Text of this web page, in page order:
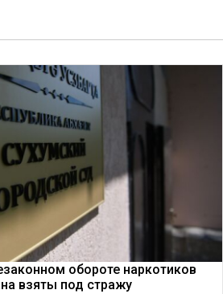
обороте наркотиков
взяты под стражу